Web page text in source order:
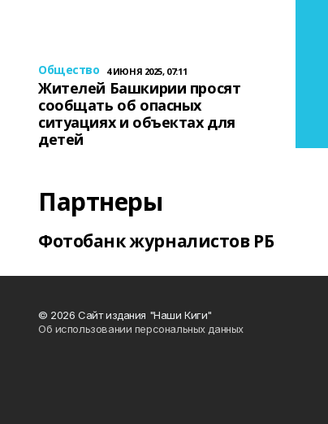
Общество 4 ИЮНЯ 2025, 07:11
Жителей Башкирии просят
сообщать об опасных
ситуациях и объектах для
детей
Партнеры
Фотобанк журналистов РБ
© 2026 Сайт издания "Наши Киги"
Об использовании персональных данных